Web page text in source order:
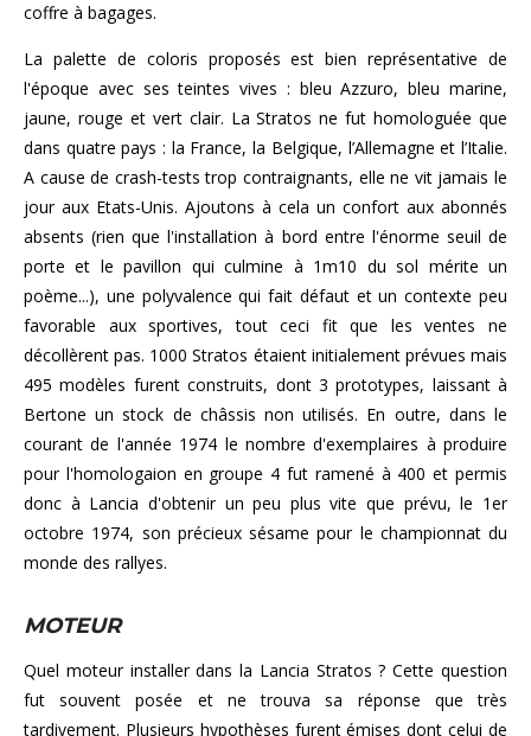
coffre à bagages.
La palette de coloris proposés est bien représentative de
l'époque avec ses teintes vives : bleu Azzuro, bleu marine,
jaune, rouge et vert clair. La Stratos ne fut homologuée que
dans quatre pays : la France, la Belgique, l’Allemagne et l’Italie.
A cause de crash-tests trop contraignants, elle ne vit jamais le
jour aux Etats-Unis. Ajoutons à cela un confort aux abonnés
absents (rien que l'installation à bord entre l'énorme seuil de
porte et le pavillon qui culmine à 1m10 du sol mérite un
poème...), une polyvalence qui fait défaut et un contexte peu
favorable aux sportives, tout ceci fit que les ventes ne
décollèrent pas. 1000 Stratos étaient initialement prévues mais
495 modèles furent construits, dont 3 prototypes, laissant à
Bertone un stock de châssis non utilisés. En outre, dans le
courant de l'année 1974 le nombre d'exemplaires à produire
pour l'homologaion en groupe 4 fut ramené à 400 et permis
donc à Lancia d'obtenir un peu plus vite que prévu, le 1er
octobre 1974, son précieux sésame pour le championnat du
monde des rallyes.
MOTEUR
Quel moteur installer dans la Lancia Stratos ? Cette question
fut souvent posée et ne trouva sa réponse que très
tardivement. Plusieurs hypothèses furent émises dont celui de